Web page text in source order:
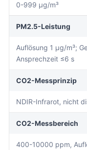
0-999 µg/m³
PM2.5-Leistung
Auflösung 1 µg/m³;
Ansprechzeit ≤6 s
CO2-Messprinzip
NDIR-Infrarot, nicht
CO2-Messbereich
400-10000 ppm,